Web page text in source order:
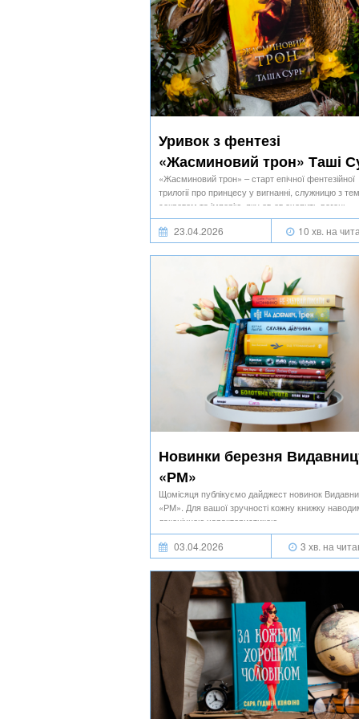
Уривок з фентезі
«Жасминовий трон» Таші
«Жасминовий трон» – старт епічної фентезійної
трилогії про принцесу у вигнанні, служницю з
секретом та імперію, яку от-от охопить вогонь
повстань…
23.04.2026 10 хв. на
Новинки березня
«РМ»
Щомісяця публікуємо дайджест новинок
«РМ». Для вашої зручності кожну книжку
лаконічною характеристикою.
03.04.2026 3 хв. на